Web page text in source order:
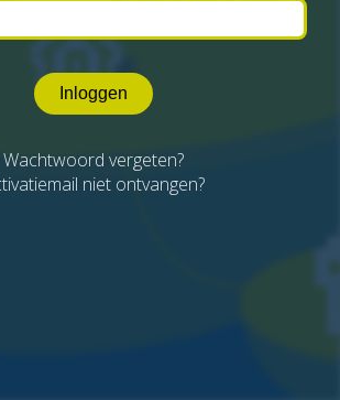
Inloggen
Wachtwoord vergeten?
niet ontvangen?